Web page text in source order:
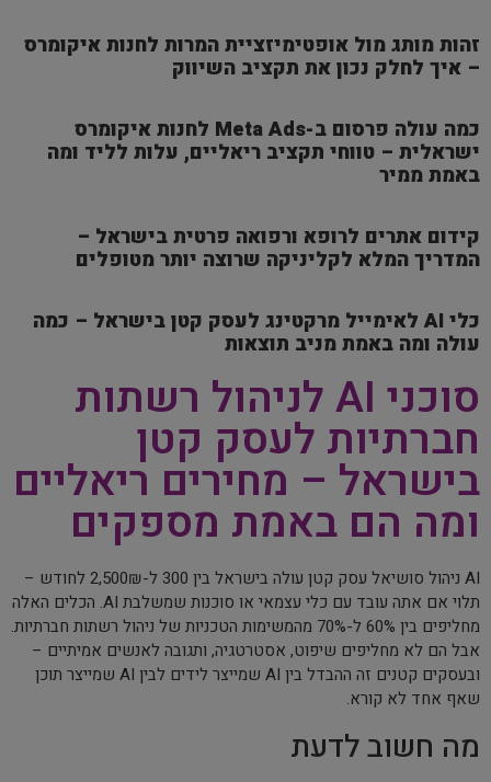
זהות מותג מול אופטימיזציית המרות לחנות איקומרס
– איך לחלק נכון את תקציב השיווק
כמה עולה פרסום ב-Meta Ads לחנות איקומרס
ישראלית – טווחי תקציב ריאליים, עלות לליד ומה
באמת ממיר
קידום אתרים לרופא ורפואה פרטית בישראל –
המדריך המלא לקליניקה שרוצה יותר מטופלים
כלי AI לאימייל מרקטינג לעסק קטן בישראל – כמה
עולה ומה באמת מניב תוצאות
סוכני AI לניהול רשתות
חברתיות לעסק קטן
בישראל – מחירים ריאליים
ומה הם באמת מספקים
AI ניהול סושיאל עסק קטן עולה בישראל בין 300 ל-2,500₪ לחודש –
תלוי אם אתה עובד עם כלי עצמאי או סוכנות שמשלבת AI. הכלים האלה
מחליפים בין 60% ל-70% מהמשימות הטכניות של ניהול רשתות חברתיות.
אבל הם לא מחליפים שיפוט, אסטרטגיה, ותגובה לאנשים אמיתיים –
ובעסקים קטנים זה ההבדל בין AI שמייצר לידים לבין AI שמייצר תוכן
שאף אחד לא קורא.
מה חשוב לדעת